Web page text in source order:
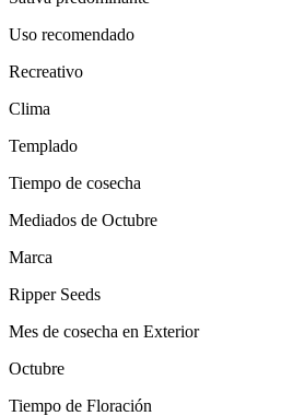
Uso recomendado
Recreativo
Clima
Templado
Tiempo de cosecha
Mediados de Octubre
Marca
Ripper Seeds
Mes de cosecha en Exterior
Octubre
Tiempo de Floración